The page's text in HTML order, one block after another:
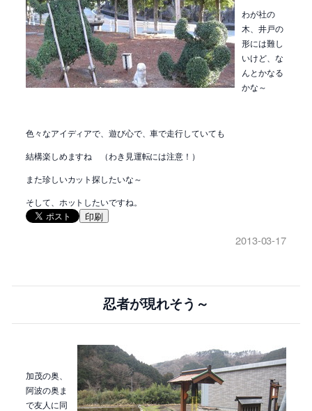
わが社の
木、井戸の
形には難し
いけど、な
んとかなる
かな～
色々なアイディアで、遊び心で、車で走行していても
結構楽しめますね （わき見運転には注意！）
また珍しいカット探したいな～
そして、ホットしたいですね。
印刷
2013-03-17
忍者が現れそう～
加茂の奥、
阿波の奥ま
で友人に同